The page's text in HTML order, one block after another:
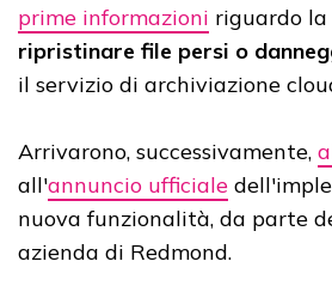
prime informazioni riguardo
ripristinare file persi o
il servizio di archiviazione
Arrivarono, successivamente,
all'annuncio ufficiale
nuova funzionalità, da parte
azienda di Redmond.